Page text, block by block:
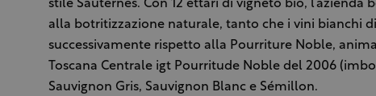
stile Sauternes. Con 12 ettari di vigneto bio,
alla botritizzazione naturale, tanto che i vini bianchi
successivamente rispetto alla Pourriture Noble,
Toscana Centrale igt Pourritude Noble del 2006
Sauvignon Gris, Sauvignon Blanc e Sémillon.